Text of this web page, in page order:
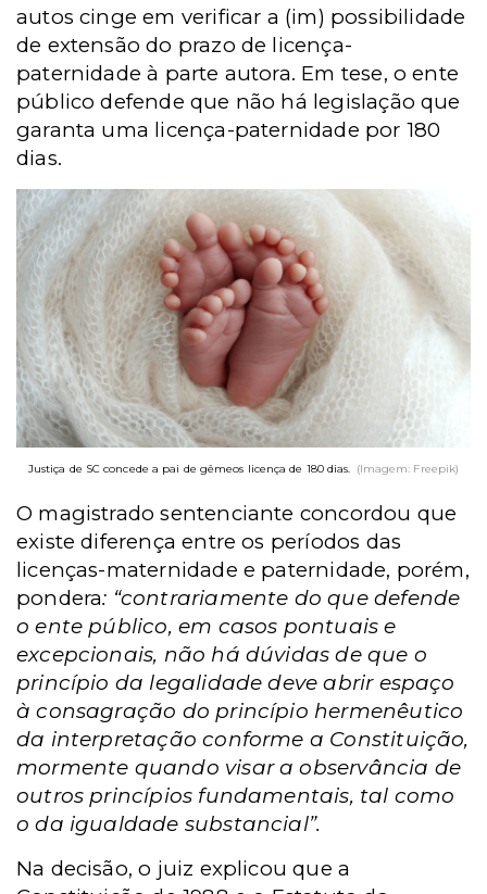
autos cinge em verificar a (im) possibilidade
de extensão do prazo de licença-
paternidade à parte autora. Em tese, o ente
público defende que não há legislação que
garanta uma licença-paternidade por 180
dias.
Justiça de SC concede a pai de gêmeos licença de 180 dias. (Imagem: Freepik)
O magistrado sentenciante concordou que
existe diferença entre os períodos das
licenças-maternidade e paternidade, porém,
pondera: “contrariamente do que defende
o ente público, em casos pontuais e
excepcionais, não há dúvidas de que o
princípio da legalidade deve abrir espaço
à consagração do princípio hermenêutico
da interpretação conforme a Constituição,
mormente quando visar a observância de
outros princípios fundamentais, tal como
o da igualdade substancial”.
Na decisão, o juiz explicou que a